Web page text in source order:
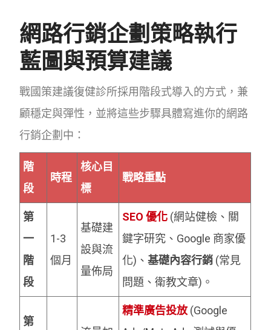
網路行銷企劃策略執行
藍圖與預算建議
戰國策建議復健診所採用階段式導入的方式，兼
顧穩定與彈性，並將這些步驟具體寫進你的網路
行銷企劃中：
階
段
時程
核心目
標
戰略重點
第
一
階
段
1-3
個月
基礎建
設與流
量佈局
SEO 優化 (網站健檢、關
鍵字研究、Google 商家優
化)、基礎內容行銷 (常見
問題、衛教文章)。
第
精準廣告投放 (Google